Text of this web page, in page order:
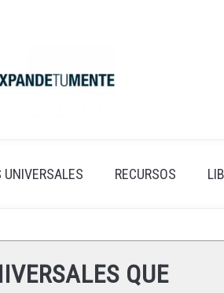
UNIVERSALES RECURSOS
QUE